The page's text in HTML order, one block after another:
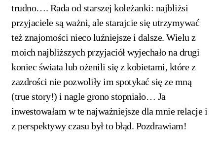
trudno…. Rada od starszej koleżanki: najbliżsi
przyjaciele są ważni, ale starajcie się utrzymywać
też znajomości nieco luźniejsze i dalsze. Wielu z
moich najbliższych przyjaciół wyjechało na drugi
koniec świata lub ożenili się z kobietami, które z
zazdrości nie pozwoliły im spotykać się ze mną
(true story!) i nagle grono stopniało… Ja
inwestowałam w te najważniejsze dla mnie relacje i
z perspektywy czasu był to błąd. Pozdrawiam!